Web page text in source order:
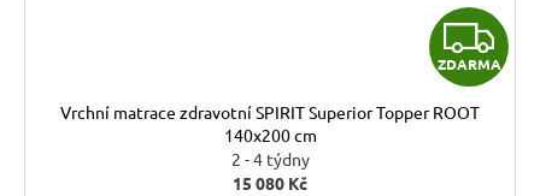
Z
D
ZDARMA
Vrchní matrace zdravotní SPIRIT Superior Topper ROOT
140x200 cm
2 - 4 týdny
15 080 Kč